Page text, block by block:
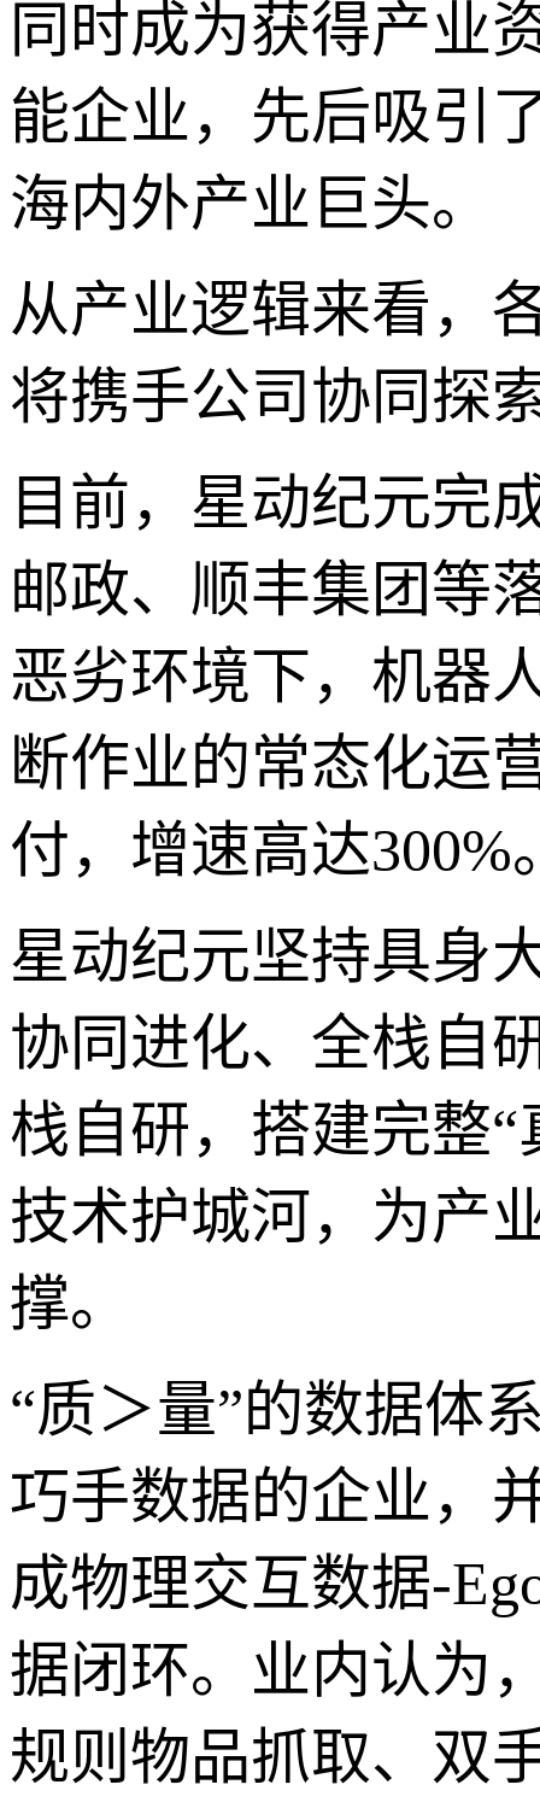
同时成为获得产业
能企业，先后吸引
海内外产业巨头。
从产业逻辑来看，
将携手公司协同探
目前，星动纪元完
邮政、顺丰集团等
恶劣环境下，机器
断作业的常态化运
付，增速高达300%
星动纪元坚持具身
协同进化、全栈自
栈自研，搭建完整
技术护城河，为产
撑。
“质＞量”的数据体
巧手数据的企业，
成物理交互数据-
据闭环。业内认为
规则物品抓取、双